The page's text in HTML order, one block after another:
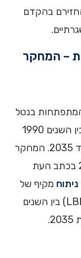
בהקדם
– המחקר
בנטל
העולמי של כאבי גב תחתון (LBP) בין השנים 1990
ל-2021 ואת עומס המחלה החזוי עד 2035. המחקר
המפורט כאן, שפורסם בשנת 2024 בכתב העת
ניתוח מקיף של
הנטל העולמי של כאבי גב תחתון (LBP) בין השנים